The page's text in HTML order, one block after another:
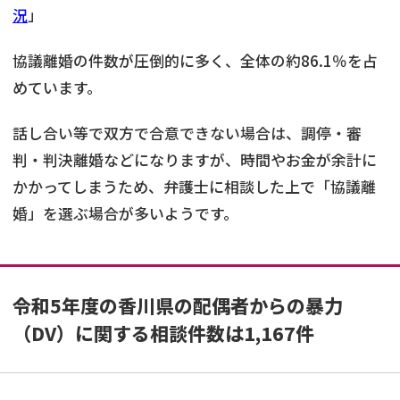
況」
協議離婚の件数が圧倒的に多く、全体の約86.1％を占
めています。
話し合い等で双方で合意できない場合は、調停・審
判・判決離婚などになりますが、時間やお金が余計に
かかってしまうため、弁護士に相談した上で「協議離
婚」を選ぶ場合が多いようです。
令和5年度の香川県の配偶者からの暴力
（DV）に関する相談件数は1,167件